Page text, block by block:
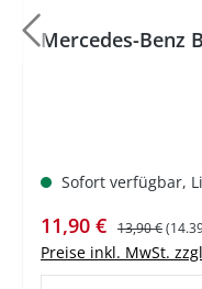
Mercedes-Benz
Sofort verfügbar,
Verkaufspreis:
11,90 € Regulärer
13,90 €
Preise inkl. MwSt.